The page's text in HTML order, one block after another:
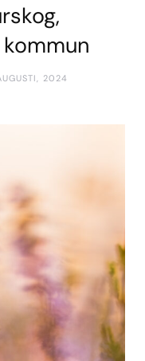
2024